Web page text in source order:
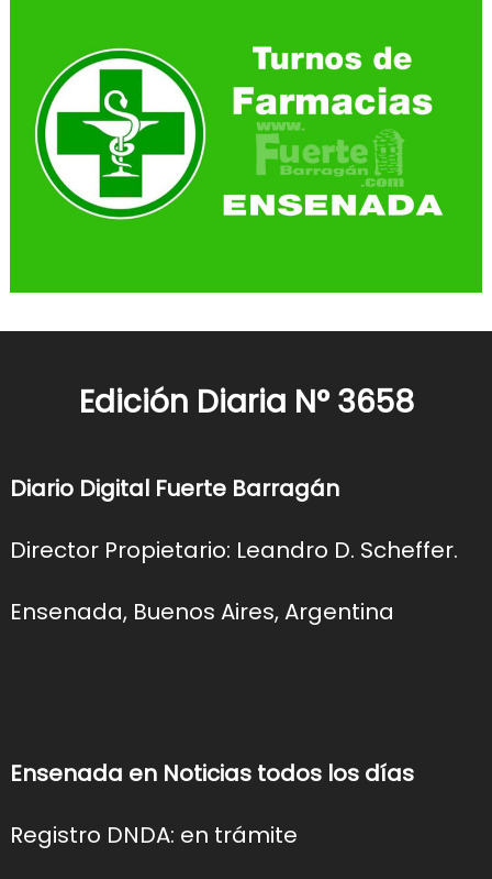
Edición Diaria N° 3658
Diario Digital Fuerte Barragán
Director Propietario: Leandro D. Scheffer.
Ensenada, Buenos Aires, Argentina
Ensenada en Noticias todos los días
Registro DNDA: en trámite